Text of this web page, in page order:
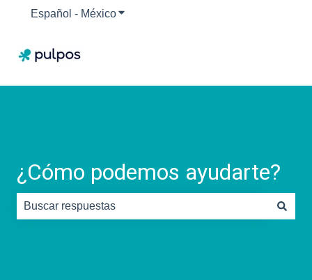
Español - MéxicoTraducciones de Mostrar submenú para
¿Cómo podemos ayudarte?